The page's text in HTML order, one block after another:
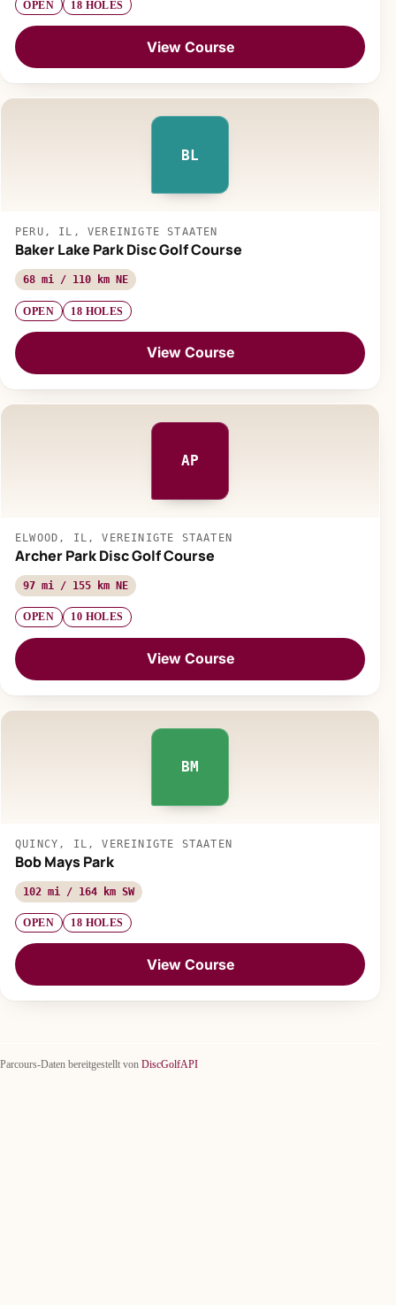
OPEN 18 HOLES
View Course
BL
PERU, IL, VEREINIGTE STAATEN
Baker Lake Park Disc Golf Course
68 mi / 110 km NE
OPEN 18 HOLES
View Course
AP
ELWOOD, IL, VEREINIGTE STAATEN
Archer Park Disc Golf Course
97 mi / 155 km NE
OPEN 10 HOLES
View Course
BM
QUINCY, IL, VEREINIGTE STAATEN
Bob Mays Park
102 mi / 164 km SW
OPEN 18 HOLES
View Course
Parcours-Daten bereitgestellt von DiscGolfAPI